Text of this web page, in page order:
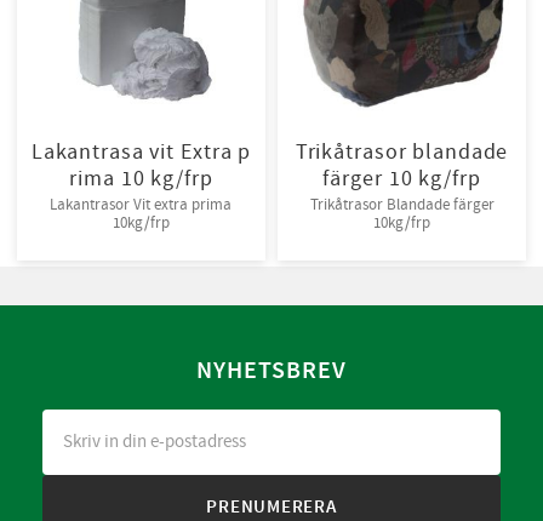
Lakantrasa vit Extra p
rima 10 kg/frp
Lakantrasor Vit extra prima
10kg/frp
Trikåtrasor blandade
färger 10 kg/frp
Trikåtrasor Blandade färger
10kg/frp
NYHETSBREV
PRENUMERERA